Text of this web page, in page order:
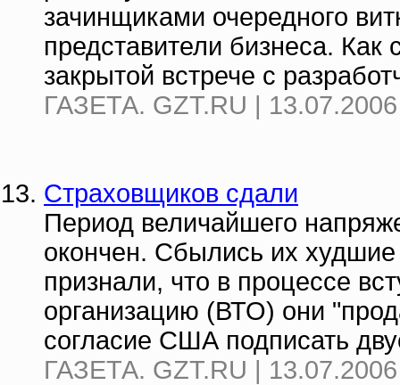
зачинщиками очередного
представители бизнеса. Как
закрытой встрече с
ГАЗЕТА. GZT.RU |
Страховщиков сдали
Период величайшего
окончен. Сбылись их
признали, что в процессе
организацию (ВТО) они
согласие США подписать
ГАЗЕТА. GZT.RU |